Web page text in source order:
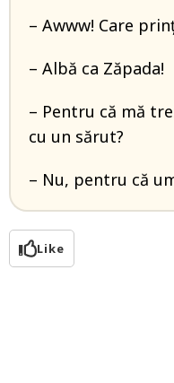
– Awww! Care
– Albă ca Zăpada!
– Pentru că mă
cu un sărut?
– Nu, pentru că
Like